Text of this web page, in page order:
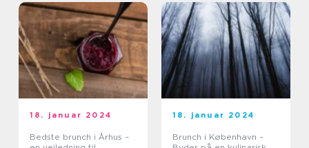
18. januar 2024
Bedste brunch i Århus –
18. januar 2024
Brunch i København –